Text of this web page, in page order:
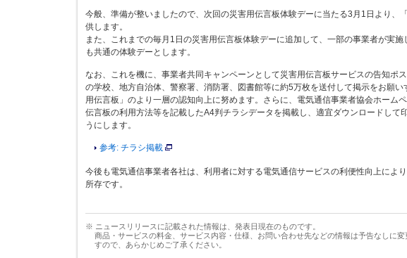
今般、準備が整いましたので、次回の災害用伝言板体験デーに当たる3月1日より、
供します。
また、これまでの毎月1日の災害用伝言板体験デーに追加して、一部の事業者が実施
も共通の体験デーとします。
なお、これを機に、事業者共同キャンペーンとして災害用伝言板サービスの告知ポ
の学校、地方自治体、警察署、消防署、図書館等に約5万枚を送付して掲示をお願い
用伝言板」のより一層の認知向上に努めます。さらに、電気通信事業者協会ホーム
伝言板の利用方法等を記載したA4判チラシデータを掲載し、適宜ダウンロードして
うにします。
参考: チラシ掲載
今後も電気通信事業者各社は、利用者に対する電気通信サービスの利便性向上によ
所存です。
※ ニュースリリースに記載された情報は、発表日現在のものです。
商品・サービスの料金、サービス内容・仕様、お問い合わせ先などの情報は予告なしに変
すので、あらかじめご了承ください。